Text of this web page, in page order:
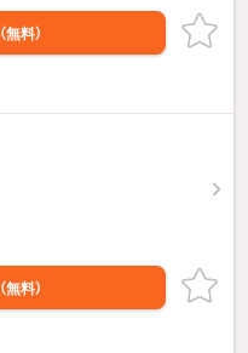
（無料）
（無料）